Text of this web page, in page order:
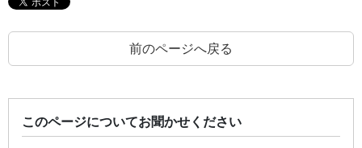
前のページへ戻る
このページについてお聞かせください